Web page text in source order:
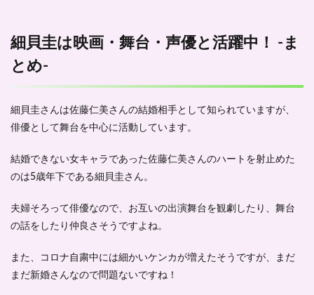
細貝圭は映画・舞台・声優と活躍中！ -ま
とめ-
細貝圭さんは佐藤仁美さんの結婚相手として知られていますが、
俳優として舞台を中心に活動しています。
結婚できない女キャラであった佐藤仁美さんのハートを射止めた
のは5歳年下である細貝圭さん。
夫婦そろって俳優なので、お互いの出演舞台を観劇したり、舞台
の話をしたり仲良さそうですよね。
また、コロナ自粛中には細かいケンカが増えたそうですが、まだ
まだ新婚さんなので問題ないですね！